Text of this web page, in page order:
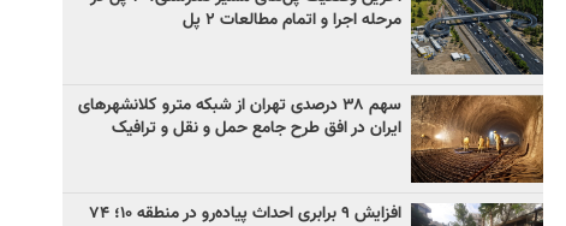
مرحله اجرا و اتمام مطالعات ۲ پل
سهم ۳۸ درصدی تهران از شبکه مترو کلانشهرهای
ایران در افق طرح جامع حمل و نقل و ترافیک
افزایش ۹ برابری احداث پیاده‌رو در منطقه ۱۰؛ ۷۴